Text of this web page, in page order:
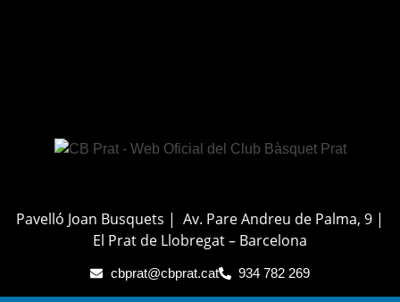
Pavelló Joan Busquets | Av. Pare Andreu de Palma, 9 |
El Prat de Llobregat – Barcelona
cbprat@cbprat.cat 934 782 269